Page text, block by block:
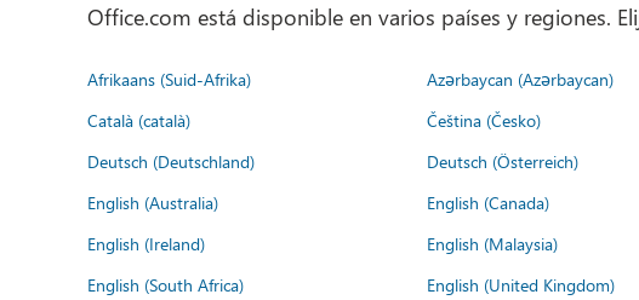
Office.com está disponible en varios países y regiones.
Afrikaans (Suid-Afrika) Azərbaycan (Azərbaycan)
Català (català)
Čeština (Česko)
Deutsch (Deutschland)
Deutsch (Österreich)
English (Australia)
English (Canada)
English (Ireland)
English (Malaysia)
English (South Africa)
English (United Kingdom)